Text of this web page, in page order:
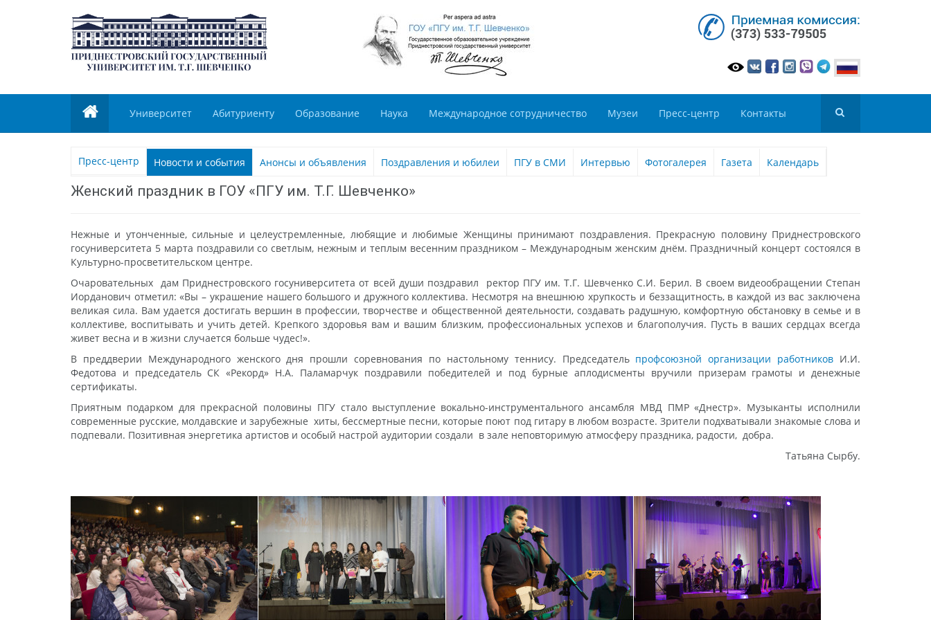
Университет Абитуриенту Образование Наука Международное сотрудничество Музеи Пресс-центр Контакты
Пресс-центр Новости и события Анонсы и объявления Поздравления и юбилеи ПГУ в СМИ Интервью Фотогалерея Газета Календарь
Женский праздник в ГОУ «ПГУ им. Т.Г. Шевченко»
Нежные и утонченные, сильные и целеустремленные, любящие и любимые Женщины принимают поздравления. Прекрасную половину Приднестровского
госуниверситета 5 марта поздравили со светлым, нежным и теплым весенним праздником – Международным женским днём. Праздничный концерт состоялся в
Культурно-просветительском центре.
Очаровательных дам Приднестровского госуниверситета от всей души поздравил ректор ПГУ им. Т.Г. Шевченко С.И. Берил. В своем видеообращении Степан
Иорданович отметил: «Вы – украшение нашего большого и дружного коллектива. Несмотря на внешнюю хрупкость и беззащитность, в каждой из вас заключена
великая сила. Вам удается достигать вершин в профессии, творчестве и общественной деятельности, создавать радушную, комфортную обстановку в семье и в
коллективе, воспитывать и учить детей. Крепкого здоровья вам и вашим близким, профессиональных успехов и благополучия. Пусть в ваших сердцах всегда
живет весна и в жизни случается больше чудес!».
В преддверии Международного женского дня прошли соревнования по настольному теннису. Председатель профсоюзной организации работников И.И.
Федотова и председатель СК «Рекорд» Н.А. Паламарчук поздравили победителей и под бурные аплодисменты вручили призерам грамоты и денежные
сертификаты.
Приятным подарком для прекрасной половины ПГУ стало выступление вокально-инструментального ансамбля МВД ПМР «Днестр». Музыканты исполнили
современные русские, молдавские и зарубежные хиты, бессмертные песни, которые поют под гитару в любом возрасте. Зрители подхватывали знакомые слова и
подпевали. Позитивная энергетика артистов и особый настрой аудитории создали в зале неповторимую атмосферу праздника, радости, добра.
Татьяна Сырбу.